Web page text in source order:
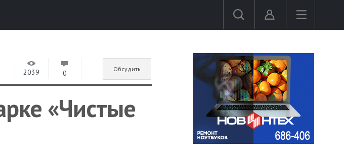
2039 0 Обсудить
«Чистые